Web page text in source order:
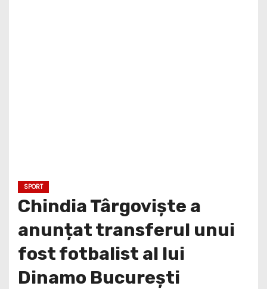
SPORT
Chindia Târgoviște a
anunțat transferul unui
fost fotbalist al lui
Dinamo București